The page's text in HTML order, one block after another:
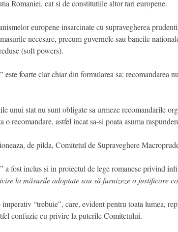
Romaniei, cat si de constitutiile altor tari europene.
europene insarcinate cu supravegherea
necesare, precum guvernele sau bancile
(soft powers).
foarte clar chiar din formularea sa:
unui stat nu sunt obligate sa urmeze recomandarile
o recomandare, astfel incat sa-si poata asuma
de pilda, Comitetul de Supraveghere
fost inclus si in proiectul de lege romanesc privind
la măsurile adoptate sau să furnizeze o justificare
“trebuie”, care, evident pentru toata lumea,
confuzie cu privire la puterile Comitetului.